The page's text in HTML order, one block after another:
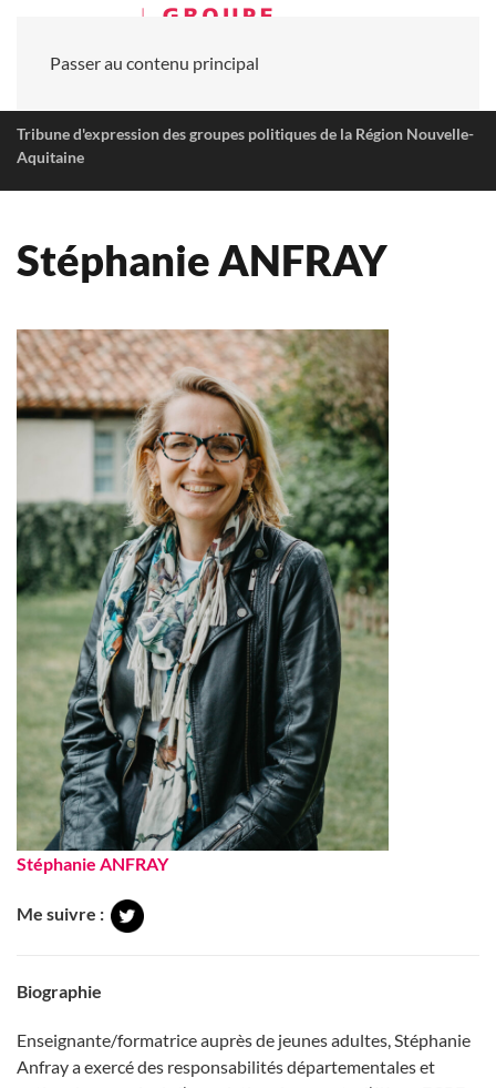
Passer au contenu principal
Tribune d'expression des groupes politiques de la Région Nouvelle-
Aquitaine
Stéphanie ANFRAY
Stéphanie ANFRAY
Me suivre :
Biographie
Enseignante/formatrice auprès de jeunes adultes, Stéphanie
Anfray a exercé des responsabilités départementales et